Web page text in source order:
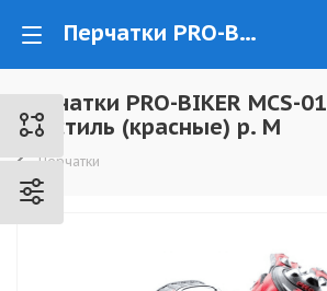
Перчатки PRO-BIKER MCS-01 текстиль (красные) р. M - www.kovrovec.ru
Перчатки PRO-BIKER MCS-01
текстиль (красные) р. M
Перчатки